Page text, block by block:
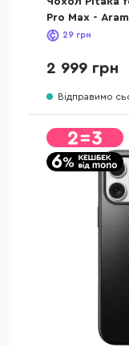
Pro Max -
Black/Grey
29 грн
2 999 грн
Відправимо